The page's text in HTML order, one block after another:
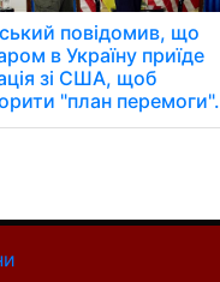
повідомив, що
в Україну приїде
зі США, щоб
"план перемоги".